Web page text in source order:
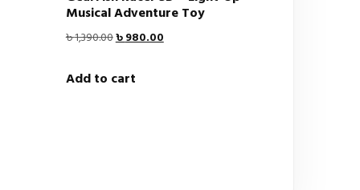
Musical Adventure Toy
৳1,390.00Original
was:
৳980.00Current
Add to cart